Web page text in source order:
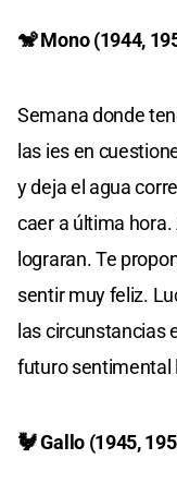
🐒 Mono (1944,
Semana donde
las ies en
y deja el agua
caer a última
lograran. Te
sentir muy feliz.
las circunstancias
futuro sentimental
🐓 Gallo (1945,